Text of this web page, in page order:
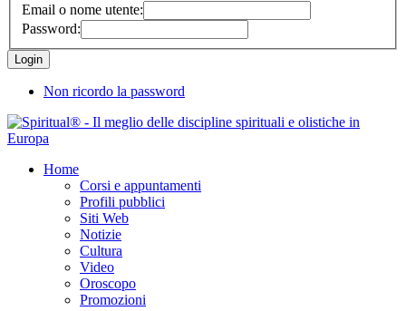
Email o nome utente:
Password:
Non ricordo la password
Home
Corsi e appuntamenti
Profili pubblici
Siti Web
Notizie
Cultura
Video
Oroscopo
Promozioni